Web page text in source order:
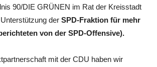
90/DIE GRÜNEN im Rat der Kreisstadt
der SPD-Fraktion für mehr
von der SPD-Offensive).
mit der CDU haben wir